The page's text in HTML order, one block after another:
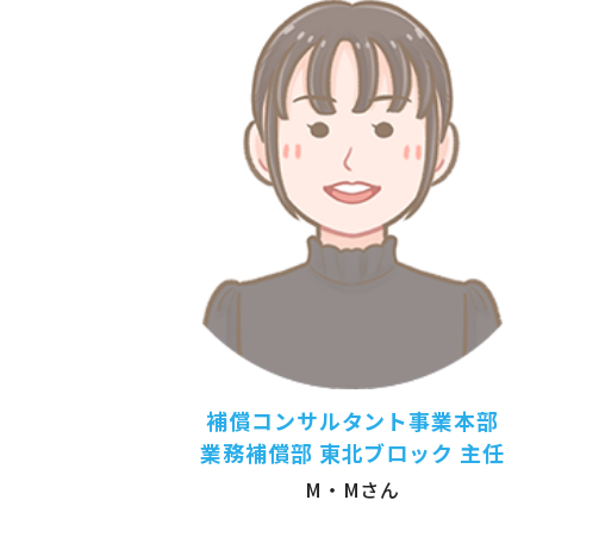
補償コンサルタント事業本部
業務補償部 東北ブロック 主任
M・Mさん